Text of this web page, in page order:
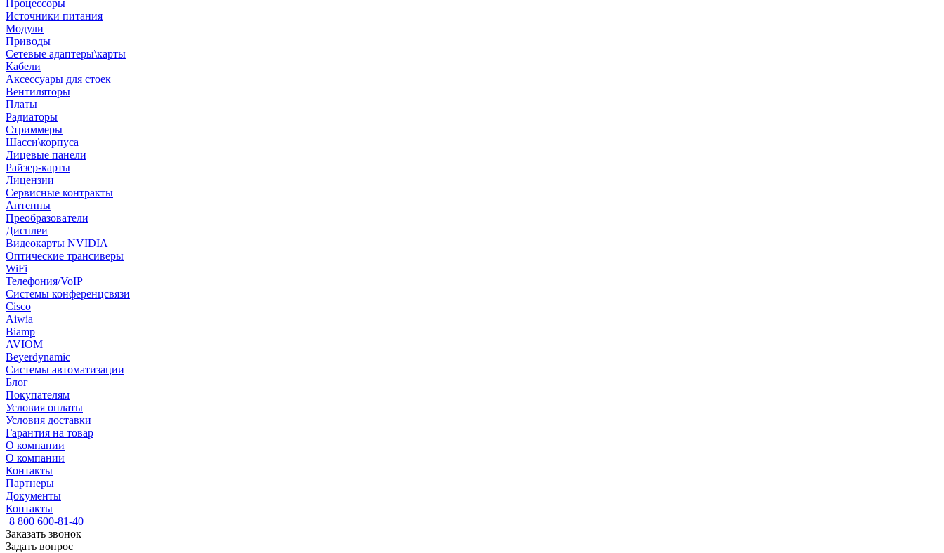
Процессоры
Источники питания
Модули
Приводы
Сетевые адаптеры\карты
Кабели
Аксессуары для стоек
Вентиляторы
Платы
Радиаторы
Стриммеры
Шасси\корпуса
Лицевые панели
Райзер-карты
Лицензии
Сервисные контракты
Антенны
Преобразователи
Дисплеи
Видеокарты NVIDIA
Оптические трансиверы
WiFi
Телефония/VoIP
Системы конференцсвязи
Cisco
Aiwia
Biamp
AVIOM
Beyerdynamic
Системы автоматизации
Блог
Покупателям
Условия оплаты
Условия доставки
Гарантия на товар
О компании
О компании
Контакты
Партнеры
Документы
Контакты
8 800 600-81-40
Заказать звонок
Задать вопрос